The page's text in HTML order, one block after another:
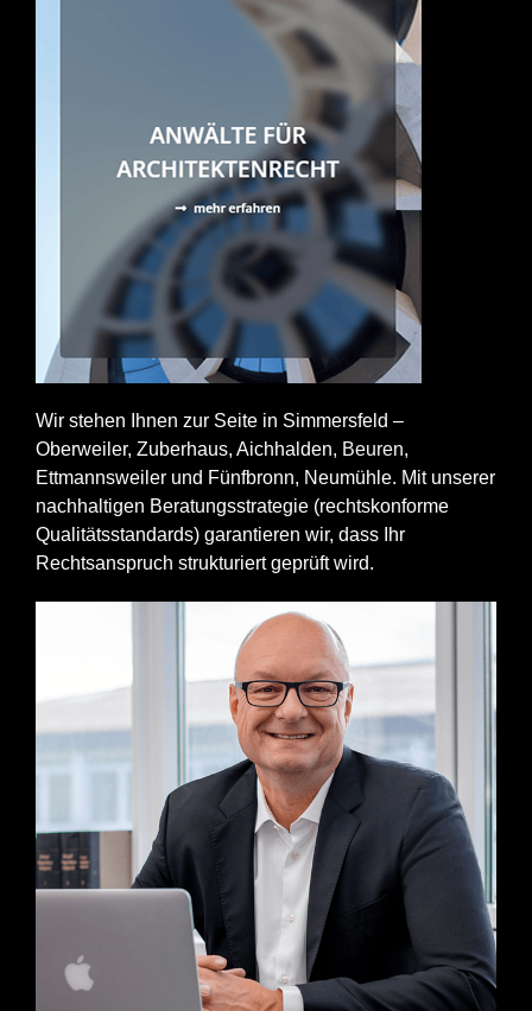
Wir stehen Ihnen zur Seite in Simmersfeld –
Oberweiler, Zuberhaus, Aichhalden, Beuren,
Ettmannsweiler und Fünfbronn, Neumühle. Mit unserer
nachhaltigen Beratungsstrategie (rechtskonforme
Qualitätsstandards) garantieren wir, dass Ihr
Rechtsanspruch strukturiert geprüft wird.